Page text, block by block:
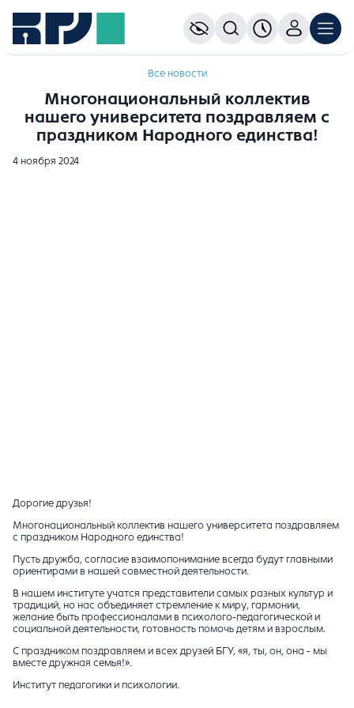
Все новости
Многонациональный коллектив
нашего университета поздравляем с
праздником Народного единства!
4 ноября 2024
Дорогие друзья!
Многонациональный коллектив нашего университета поздравляем
с праздником Народного единства!
Пусть дружба, согласие взаимопонимание всегда будут главными
ориентирами в нашей совместной деятельности.
В нашем институте учатся представители самых разных культур и
традиций, но нас объединяет стремление к миру, гармонии,
желание быть профессионалами в психолого-педагогической и
социальной деятельности, готовность помочь детям и взрослым.
С праздником поздравляем и всех друзей БГУ, «я, ты, он, она - мы
вместе дружная семья!».
Институт педагогики и психологии.